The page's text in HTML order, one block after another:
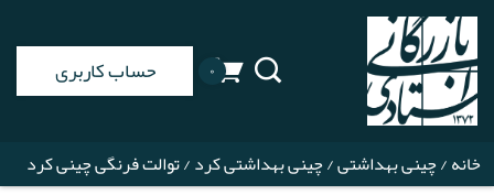
۰ حساب کاربری
خانه/چینی بهداشتی/چینی بهداشتی کرد/ توالت فرنگی چینی کرد